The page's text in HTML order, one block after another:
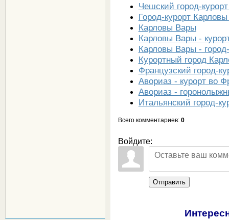
Чешский город-
Город-курорт
Карловы Вары
Карловы Вары -
Карловы Вары -
Курортный город
Французский город-
Авориаз - курорт во
Авориаз -
Итальянский город-
Всего комментариев: 0
Войдите:
Отправить